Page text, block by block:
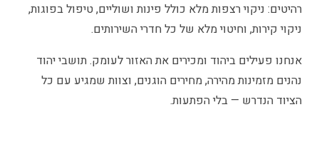
רהיטים: ניקוי רצפות מלא כולל פינות ושוליים, טיפול בפוגות,
ניקוי קירות, וחיטוי מלא של כל חדרי השירותים.
אנחנו פעילים ביהוד ומכירים את האזור לעומק. תושבי יהוד
נהנים מזמינות מהירה, מחירים הוגנים, וצוות שמגיע עם כל
הציוד הנדרש — בלי הפתעות.